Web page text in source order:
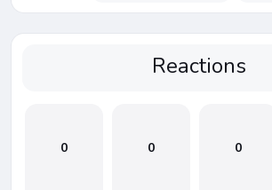
Reactions
0 0 0